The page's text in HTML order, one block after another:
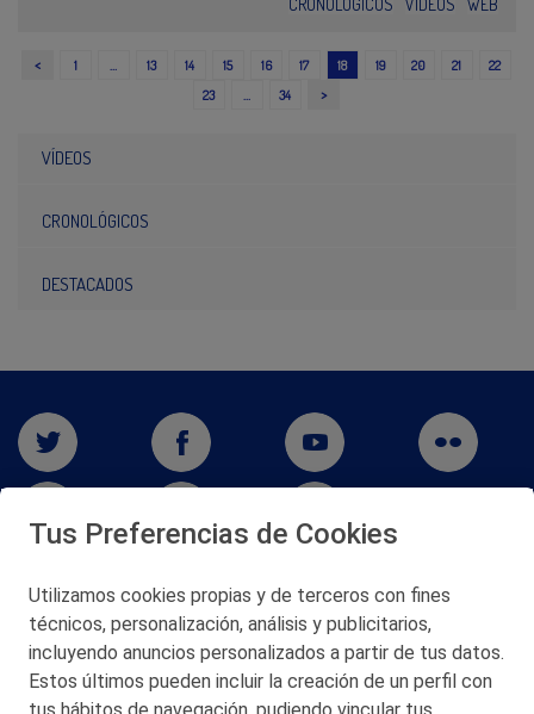
CRONOLÓGICOS VÍDEOS WEB
< 1 13 14 15 16 17 18 19 20 21
22
23
34 >
VÍDEOS
CRONOLÓGICOS
DESTACADOS
San Martín 5-Edificio Muñatones,
48550 Muskiz (Bizkaia)
Telf. 946 357 000
© 2026 Petronor S.A.
Tus Preferencias de Cookies
Utilizamos cookies propias y de terceros con fines
técnicos, personalización, análisis y publicitarios,
incluyendo anuncios personalizados a partir de tus datos.
Estos últimos pueden incluir la creación de un perfil con